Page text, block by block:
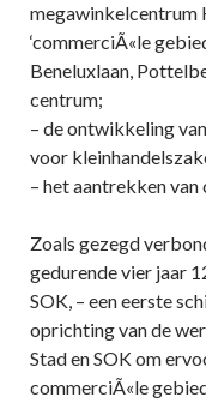
megawinkelcentrum
‘commerciÃ«le
Beneluxlaan,
centrum;
– de ontwikkeling
voor
– het aantrekken
Zoals gezegd
gedurende vier jaar
SOK, – een eerste
oprichting van de
Stad en SOK om
commerciÃ«le